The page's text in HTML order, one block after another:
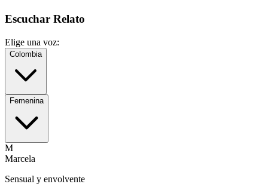
Escuchar Relato
Elige una voz:
Colombia
Femenina
M
Marcela
Sensual y envolvente